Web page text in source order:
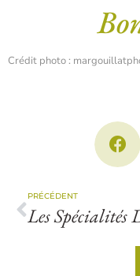
Crédit photo :
PRÉCÉDENT